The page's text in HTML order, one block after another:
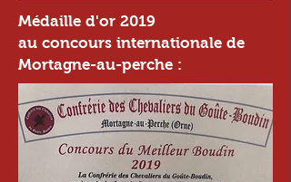
Médaille d'or 2019
au concours internationale de
Mortagne-au-perche :